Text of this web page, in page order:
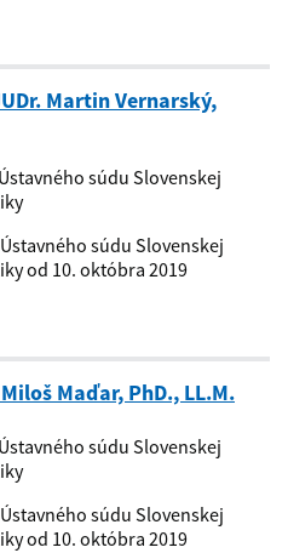
Martin Vernarský,
súdu Slovenskej
súdu Slovenskej
od 10. októbra 2019
Maďar, PhD., LL.M.
súdu Slovenskej
súdu Slovenskej
od 10. októbra 2019